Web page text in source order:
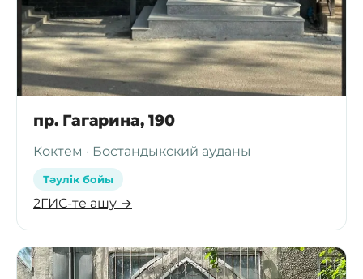
пр. Гагарина, 190
Коктем · Бостандыкский ауданы
Тәулік бойы
2ГИС-те ашу →